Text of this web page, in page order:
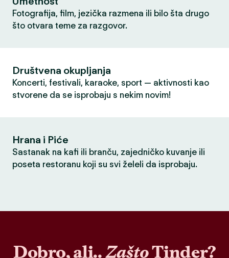
Fotografija, film, jezička razmena ili bilo šta drugo
što otvara teme za razgovor.
Društvena okupljanja
Koncerti, festivali, karaoke, sport — aktivnosti kao
stvorene da se isprobaju s nekim novim!
Hrana i Piće
Sastanak na kafi ili branču, zajedničko kuvanje ili
poseta restoranu koji su svi želeli da isprobaju.
Dobro, ali..ZaštoTinder?